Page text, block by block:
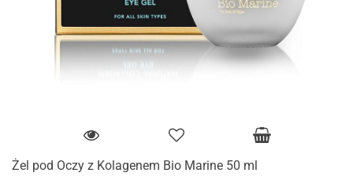
Żel pod Oczy z Kolagenem Bio Marine 50 ml